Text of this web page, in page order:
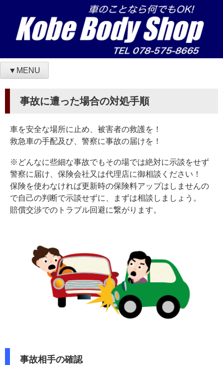
content
神戸ボディショップ 自動車修理、板金塗装の専門店
神戸市長田区にある自動車修理、板金塗装の専門店です。
▼MENU
事故に遭った場合の対処手順
車を安全な場所に止め、被害者の救護を！
救急車の手配及び、警察に事故の届けを！
※どんなに些細な事故でもその場では絶対に示談をせず
警察に届け、保険会社又は代理店に御相談ください！
保険を使わなければ更新時の保険料アップはしませんの
で自己の判断で示談せずに、まずは相談しましょう。
賠償交渉でのトラブル回避に繋がります。
事故相手の確認